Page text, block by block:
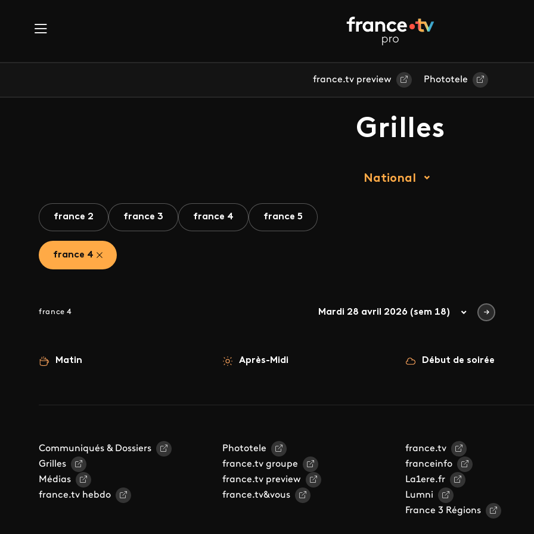
france.tv preview Phototele
Grilles
National
france 2 france 3 france 4 france 5
france 4
france 4 Mardi 28 avril 2026 (sem 18)
Matin Après-Midi Début de soirée
Communiqués & Dossiers
Grilles
Médias
france.tv hebdo
Phototele
france.tv groupe
france.tv preview
france.tv&vous
france.tv
franceinfo
La1ere.fr
Lumni
France 3 Régions